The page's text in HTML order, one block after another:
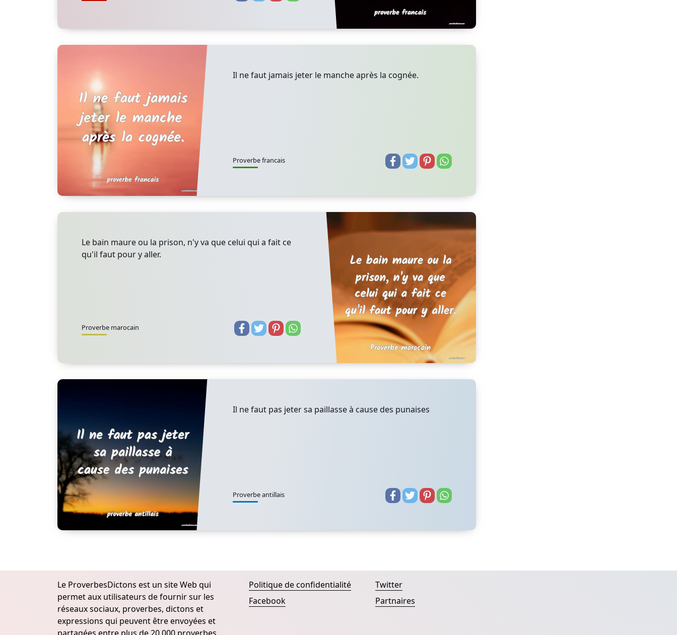
Il ne faut jamais jeter le manche après la cognée.
Proverbe francais
Le bain maure ou la prison, n'y va que celui qui a fait ce
qu'il faut pour y aller.
Proverbe marocain
Il ne faut pas jeter sa paillasse à cause des punaises
Proverbe antillais
Le ProverbesDictons est un site Web qui
permet aux utilisateurs de fournir sur les
réseaux sociaux, proverbes, dictons et
expressions qui peuvent être envoyées et
Politique de confidentialité
Facebook
Twitter
Partnaires